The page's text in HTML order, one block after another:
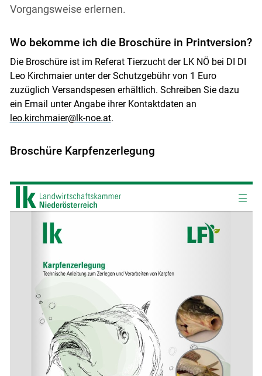
Skip to main content
Vorgangsweise erlernen.
Wo bekomme ich die Broschüre in Printversion?
Die Broschüre ist im Referat Tierzucht der LK NÖ bei DI DI
Leo Kirchmaier unter der Schutzgebühr von 1 Euro
zuzüglich Versandspesen erhältlich. Schreiben Sie dazu
ein Email unter Angabe ihrer Kontaktdaten an
leo.kirchmaier@lk-noe.at.
Broschüre Karpfenzerlegung